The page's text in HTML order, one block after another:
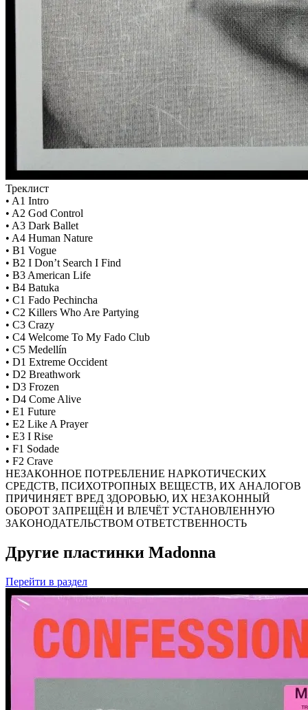
Треклист
• A1 Intro
• A2 God Control
• A3 Dark Ballet
• A4 Human Nature
• B1 Vogue
• B2 I Don’t Search I Find
• B3 American Life
• B4 Batuka
• C1 Fado Pechincha
• C2 Killers Who Are Partying
• C3 Crazy
• C4 Welcome To My Fado Club
• C5 Medellín
• D1 Extreme Occident
• D2 Breathwork
• D3 Frozen
• D4 Come Alive
• E1 Future
• E2 Like A Prayer
• E3 I Rise
• F1 Sodade
• F2 Crave
НЕЗАКОННОЕ ПОТРЕБЛЕНИЕ НАРКОТИЧЕСКИХ
СРЕДСТВ, ПСИХОТРОПНЫХ ВЕЩЕСТВ, ИХ АНАЛОГОВ
ПРИЧИНЯЕТ ВРЕД ЗДОРОВЬЮ, ИХ НЕЗАКОННЫЙ
ОБОРОТ ЗАПРЕЩЁН И ВЛЕЧЁТ УСТАНОВЛЕННУЮ
ЗАКОНОДАТЕЛЬСТВОМ ОТВЕТСТВЕННОСТЬ
Другие пластинки Madonna
Перейти в раздел